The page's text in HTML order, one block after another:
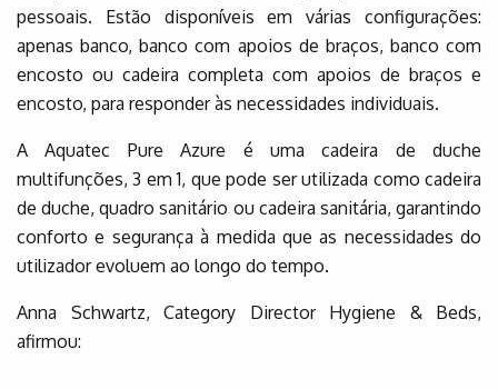
pessoais. Estão disponíveis em várias configurações:
apenas banco, banco com apoios de braços, banco com
encosto ou cadeira completa com apoios de braços e
encosto, para responder às necessidades individuais.
A Aquatec Pure Azure é uma cadeira de duche
multifunções, 3 em 1, que pode ser utilizada como cadeira
de duche, quadro sanitário ou cadeira sanitária, garantindo
conforto e segurança à medida que as necessidades do
utilizador evoluem ao longo do tempo.
Anna Schwartz, Category Director Hygiene & Beds,
afirmou: